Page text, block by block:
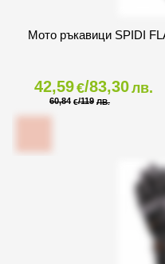
Мото ръкавици SPIDI
42,59€/83,30лв.
60,84 €/119 ЛВ.